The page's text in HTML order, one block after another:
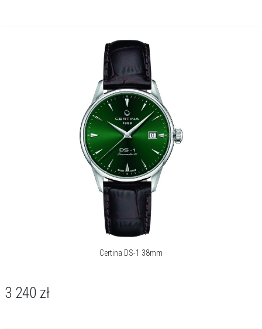
warunkach, oferując przy tym imponującą rezerwę chodu sięgającą
80 godzin. Koperta zapewnia wodoszczelność do 100 metrów / 10
barów, co pozwala na swobodne pływanie, choć model nie jest
przeznaczony do nurkowania. Mechanizm realizuje funkcję „Big Date”
za pomocą dwóch precyzyjnie zsynchronizowanych dysków - dzięki
czemu cyfry daty są znacznie większe i czytelniejsze niż w
tradycyjnych rozwiązaniach.
Certina DS-1 Big Date w tej odsłonie to kwintesencja stylu „Modern
Elegance”. Jego monochromatyczna estetyka dobrze pasuje
zarówno do formalnego stroju biznesowego, jak i do garderoby w
stylu smart casual, stając się dyskretnym, ale jednoznacznym
znakiem nowoczesnego luksusu.
Zegarki Certina DS-1 to nowoczesna interpretacja modeli z 1960 roku.
chodu. Smukłe koperty, detale w stylu retro i włos Nivachron™ czynią
te zegarki eleganckimi i odpornymi na magnetyzm.
Certina DS-1 38mm
3 240 zł